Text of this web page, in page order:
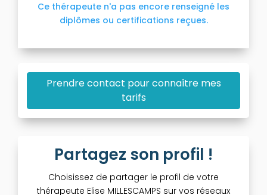
Ce thérapeute n'a pas encore renseigné les
diplômes ou certifications reçues.
Prendre contact pour connaître mes
tarifs
Partagez son profil !
Choisissez de partager le profil de votre
thérapeute Elise MILLESCAMPS sur vos réseaux